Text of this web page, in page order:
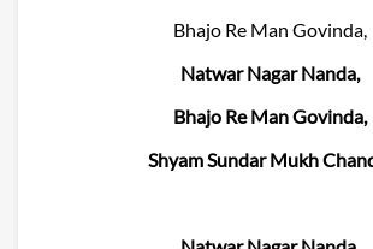
Bhajo Re Man Govinda,
Natwar Nagar Nanda,
Bhajo Re Man Govinda,
Shyam Sundar Mukh